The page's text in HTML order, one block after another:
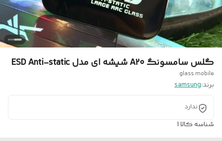
گلس سامسونگ A20 شیشه ای مدل ESD Anti-static
glass mobile
برند:samsung
ندارد
شناسه کالا1